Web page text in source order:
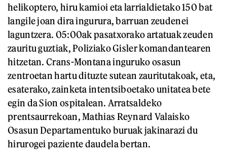
helikoptero, hiru kamioi eta larrialdietako 150 bat
langile joan dira ingurura, barruan zeudenei
laguntzera. 05:00ak pasatxorako artatuak zeuden
zauritu guztiak, Poliziako Gisler komandantearen
hitzetan. Crans-Montana inguruko osasun
zentroetan hartu dituzte sutean zauritutakoak, eta,
esaterako, zainketa intentsiboetako unitatea bete
egin da Sion ospitalean. Arratsaldeko
prentsaurrekoan, Mathias Reynard Valaisko
Osasun Departamentuko buruak jakinarazi du
hirurogei paziente daudela bertan.